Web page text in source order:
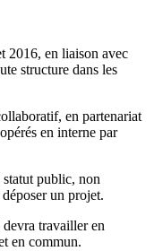
2016, en liaison avec
structure dans les
en partenariat
en interne par
public, non
un projet.
travailler en
en commun.